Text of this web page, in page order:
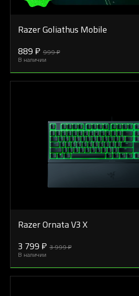
Razer Goliathus Mobile
889 ₽ 999 ₽
В наличии
Razer Ornata V3 X
3 799 ₽ 3 999 ₽
В наличии